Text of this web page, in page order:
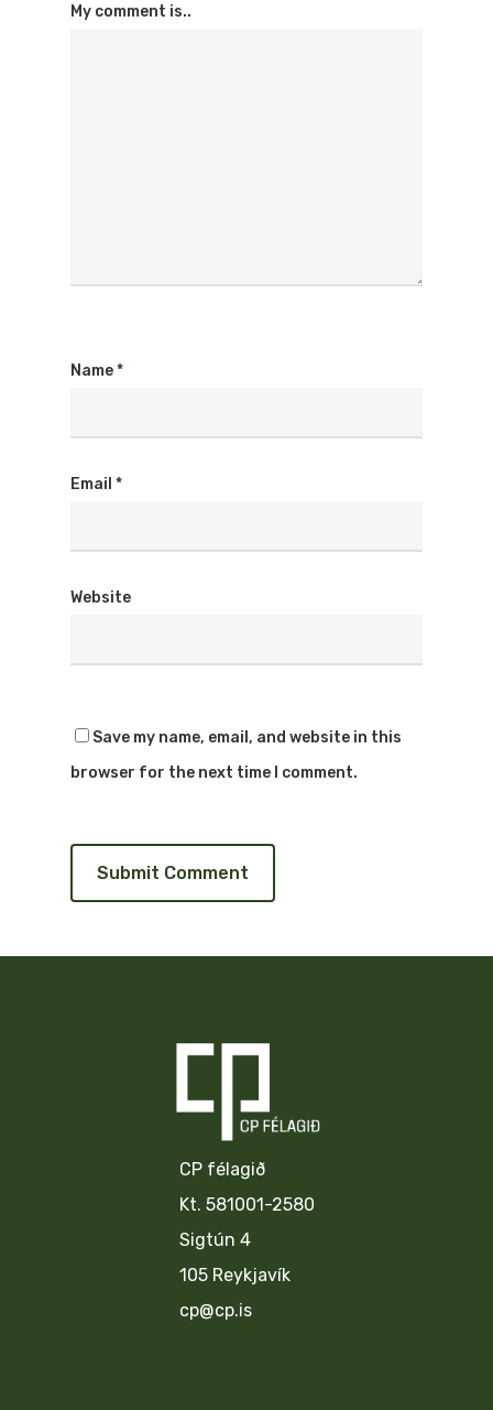
My comment is..
Name*
Email *
Website
Save my name, email, and website in this
browser for the next time I comment.
CP félagið
Kt. 581001-2580
Sigtún 4
105 Reykjavík
cp@cp.is